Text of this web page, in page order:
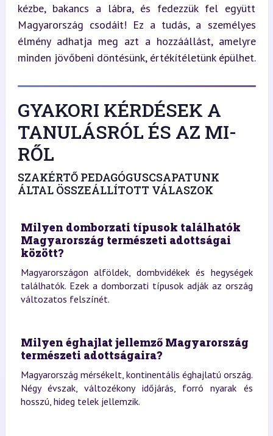
kézbe, bakancs a lábra, és fedezzük fel együtt
Magyarország csodáit! Ez a tudás, a személyes
élmény adhatja meg azt a hozzáállást, amelyre
minden jövőbeni döntésünk, értékítéletünk épülhet.
GYAKORI KÉRDÉSEK A
TANULÁSRÓL ÉS AZ MI-
RŐL
SZAKÉRTŐ PEDAGÓGUSCSAPATUNK
ÁLTAL ÖSSZEÁLLÍTOTT VÁLASZOK
Milyen domborzati típusok találhatók
Magyarország természeti adottságai
között?
Magyarországon alföldek, dombvidékek és hegységek
találhatók. Ezek a domborzati típusok adják az ország
változatos felszínét.
Milyen éghajlat jellemző Magyarország
természeti adottságaira?
Magyarország mérsékelt, kontinentális éghajlatú ország.
Négy évszak, változékony időjárás, forró nyarak és
hosszú, hideg telek jellemzik.